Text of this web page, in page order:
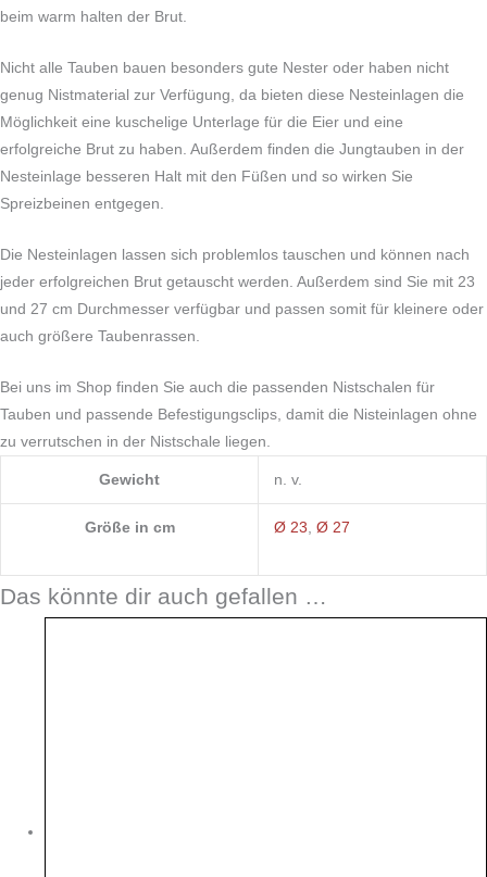
beim warm halten der Brut.
Nicht alle Tauben bauen besonders gute Nester oder haben nicht
genug Nistmaterial zur Verfügung, da bieten diese Nesteinlagen die
Möglichkeit eine kuschelige Unterlage für die Eier und eine
erfolgreiche Brut zu haben. Außerdem finden die Jungtauben in der
Nesteinlage besseren Halt mit den Füßen und so wirken Sie
Spreizbeinen entgegen.
Die Nesteinlagen lassen sich problemlos tauschen und können nach
jeder erfolgreichen Brut getauscht werden. Außerdem sind Sie mit 23
und 27 cm Durchmesser verfügbar und passen somit für kleinere oder
auch größere Taubenrassen.
Bei uns im Shop finden Sie auch die passenden Nistschalen für
Tauben und passende Befestigungsclips, damit die Nisteinlagen ohne
zu verrutschen in der Nistschale liegen.
Gewicht n. v.
Größe in cm Ø 23 Ø 27
Das könnte dir auch gefallen …